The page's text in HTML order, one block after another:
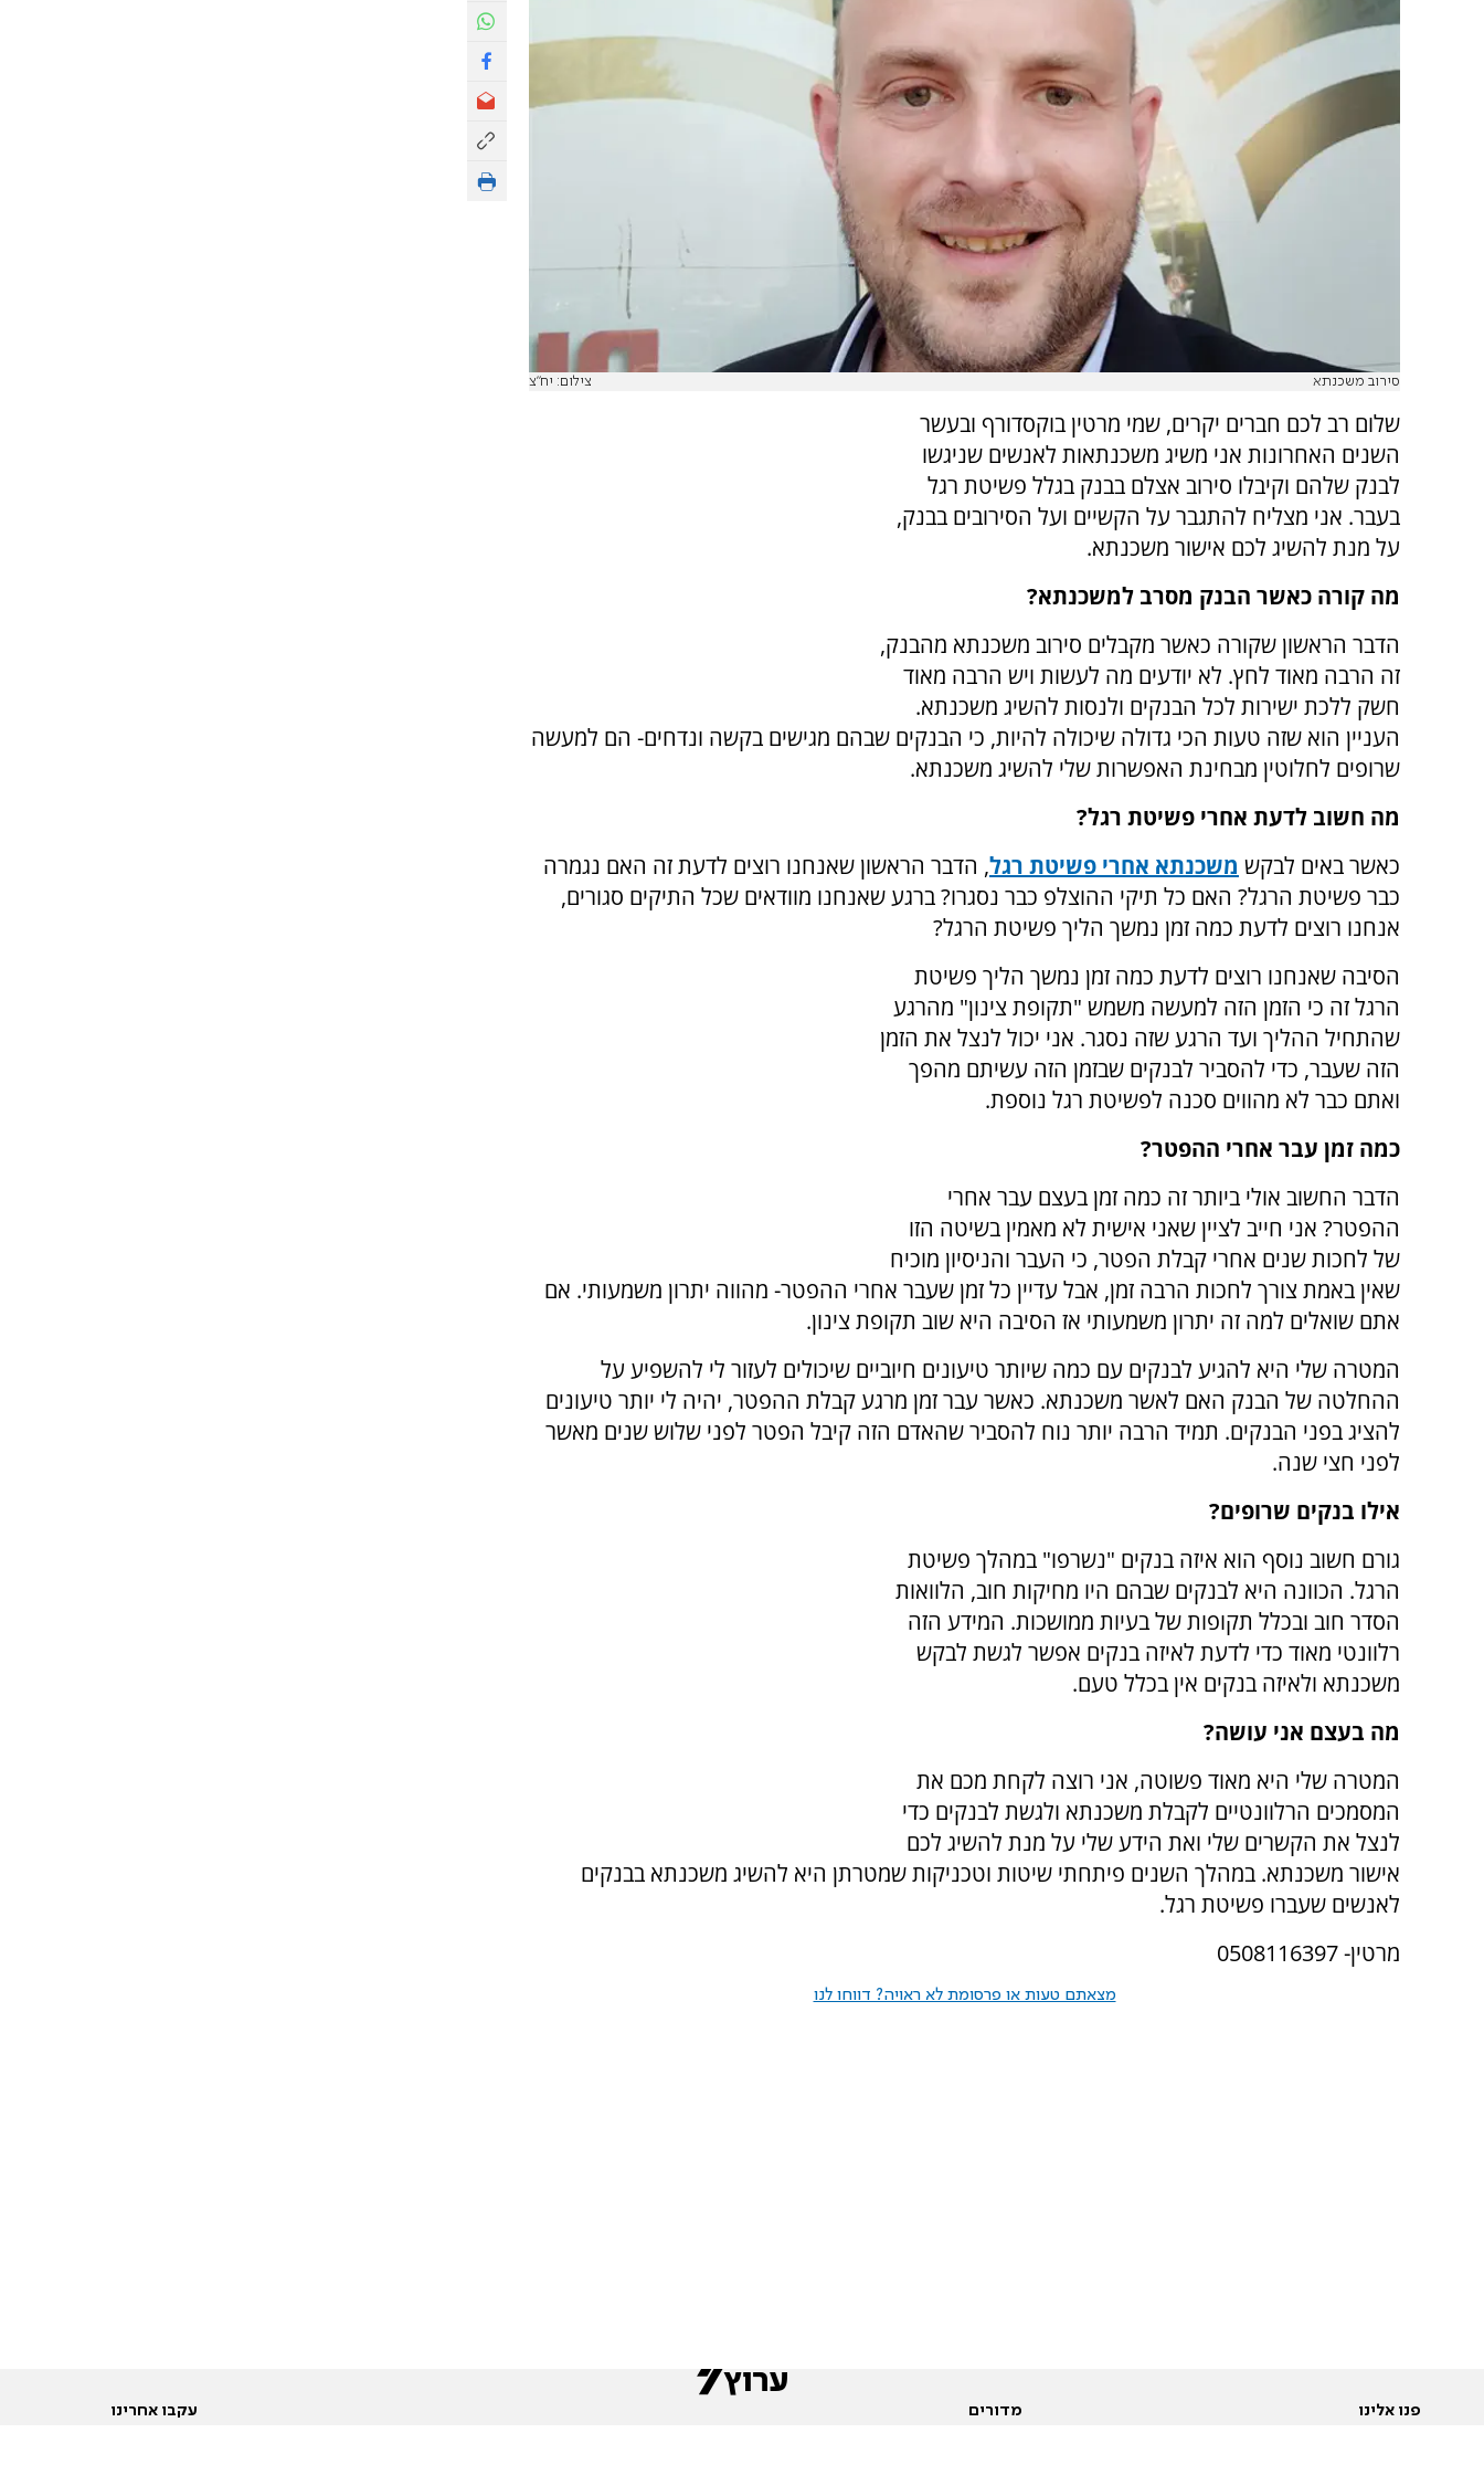
סירוב משכנתא צילום: יח"צ
שלום רב לכם חברים יקרים, שמי מרטין בוקסדורף ובעשר
השנים האחרונות אני משיג משכנתאות לאנשים שניגשו
לבנק שלהם וקיבלו סירוב אצלם בבנק בגלל פשיטת רגל
בעבר. אני מצליח להתגבר על הקשיים ועל הסירובים בבנק,
על מנת להשיג לכם אישור משכנתא.
מה קורה כאשר הבנק מסרב למשכנתא?
הדבר הראשון שקורה כאשר מקבלים סירוב משכנתא מהבנק,
זה הרבה מאוד לחץ. לא יודעים מה לעשות ויש הרבה מאוד
חשק ללכת ישירות לכל הבנקים ולנסות להשיג משכנתא.
העניין הוא שזה טעות הכי גדולה שיכולה להיות, כי הבנקים שבהם מגישים בקשה ונדחים- הם למעשה
שרופים לחלוטין מבחינת האפשרות שלי להשיג משכנתא.
מה חשוב לדעת אחרי פשיטת רגל?
כאשר באים לבקש משכנתא אחרי פשיטת רגל, הדבר הראשון שאנחנו רוצים לדעת זה האם נגמרה
כבר פשיטת הרגל? האם כל תיקי ההוצלפ כבר נסגרו? ברגע שאנחנו מוודאים שכל התיקים סגורים,
אנחנו רוצים לדעת כמה זמן נמשך הליך פשיטת הרגל?
הסיבה שאנחנו רוצים לדעת כמה זמן נמשך הליך פשיטת
הרגל זה כי הזמן הזה למעשה משמש "תקופת צינון" מהרגע
שהתחיל ההליך ועד הרגע שזה נסגר. אני יכול לנצל את הזמן
הזה שעבר, כדי להסביר לבנקים שבזמן הזה עשיתם מהפך
ואתם כבר לא מהווים סכנה לפשיטת רגל נוספת.
כמה זמן עבר אחרי ההפטר?
הדבר החשוב אולי ביותר זה כמה זמן בעצם עבר אחרי
ההפטר? אני חייב לציין שאני אישית לא מאמין בשיטה הזו
של לחכות שנים אחרי קבלת הפטר, כי העבר והניסיון מוכיח
שאין באמת צורך לחכות הרבה זמן, אבל עדיין כל זמן שעבר אחרי ההפטר- מהווה יתרון משמעותי. אם
אתם שואלים למה זה יתרון משמעותי אז הסיבה היא שוב תקופת צינון.
המטרה שלי היא להגיע לבנקים עם כמה שיותר טיעונים חיוביים שיכולים לעזור לי להשפיע על
ההחלטה של הבנק האם לאשר משכנתא. כאשר עבר זמן מרגע קבלת ההפטר, יהיה לי יותר טיעונים
להציג בפני הבנקים. תמיד הרבה יותר נוח להסביר שהאדם הזה קיבל הפטר לפני שלוש שנים מאשר
לפני חצי שנה.
אילו בנקים שרופים?
גורם חשוב נוסף הוא איזה בנקים "נשרפו" במהלך פשיטת
הרגל. הכוונה היא לבנקים שבהם היו מחיקות חוב, הלוואות
הסדר חוב ובכלל תקופות של בעיות ממושכות. המידע הזה
רלוונטי מאוד כדי לדעת לאיזה בנקים אפשר לגשת לבקש
משכנתא ולאיזה בנקים אין בכלל טעם.
מה בעצם אני עושה?
המטרה שלי היא מאוד פשוטה, אני רוצה לקחת מכם את
המסמכים הרלוונטיים לקבלת משכנתא ולגשת לבנקים כדי
לנצל את הקשרים שלי ואת הידע שלי על מנת להשיג לכם
אישור משכנתא. במהלך השנים פיתחתי שיטות וטכניקות שמטרתן היא להשיג משכנתא בבנקים
לאנשים שעברו פשיטת רגל.
מרטין- 0508116397
מצאתם טעות או פרסומת לא ראויה? דווחו לנו
פנו אלינו מדורים עקבו אחרינו